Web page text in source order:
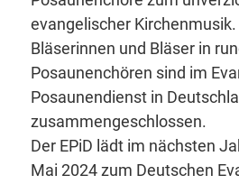
evangelischer
Bläserinnen und Bläser in
Posaunenchören sind im
Posaunendienst in
zusammengeschlossen.
Der EPiD lädt im nächsten
Mai 2024 zum Deutschen